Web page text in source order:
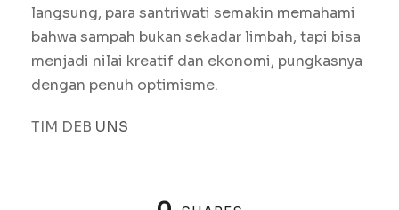
langsung, para santriwati semakin memahami
bahwa sampah bukan sekadar limbah, tapi bisa
menjadi nilai kreatif dan ekonomi, pungkasnya
dengan penuh optimisme.
TIM DEB UNS